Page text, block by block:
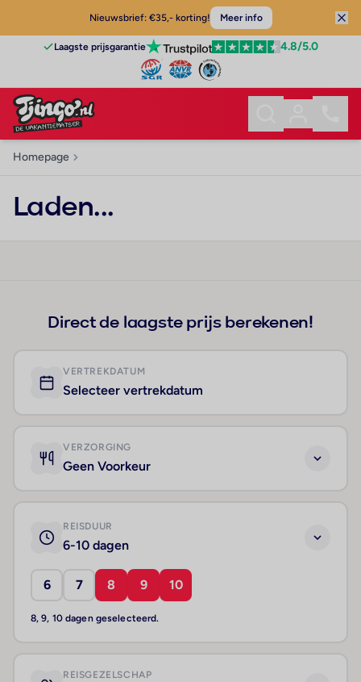
Nieuwsbrief: €35,- korting! Meer info
Laagste prijsgarantie 4.8/5.0
Homepage
Laden...
Direct de laagste prijs berekenen!
VERTREKDATUM
Selecteer vertrekdatum
VERZORGING
Geen Voorkeur
REISDUUR
6-10 dagen
6 7 8 9 10
8, 9, 10 dagen geselecteerd.
REISGEZELSCHAP